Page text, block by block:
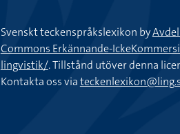
Svenskt teckenspråkslexikon by
Commons Erkännande-
lingvistik/. Tillstånd utöver denna
Kontakta oss via